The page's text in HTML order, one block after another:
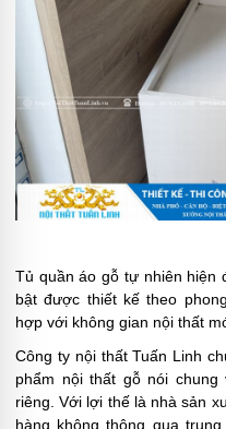
Tủ quần áo gỗ tự nhiên hiện
bật được thiết kế theo
hợp với không gian nội thất
Công ty nội thất Tuấn Linh
phẩm nội thất gỗ nói
riêng. Với lợi thế là nhà sản
hàng không thông qua